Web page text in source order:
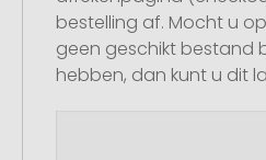
bestelling af. Mocht u
geen geschikt bestand
hebben, dan kunt u dit